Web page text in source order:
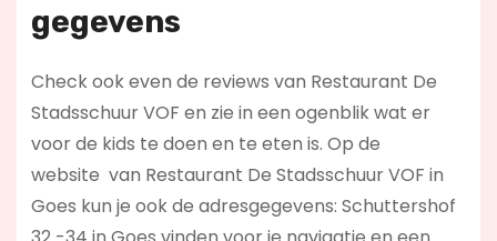
gegevens
Check ook even de reviews van Restaurant De
Stadsschuur VOF en zie in een ogenblik wat er
voor de kids te doen en te eten is. Op de
website van Restaurant De Stadsschuur VOF in
Goes kun je ook de adresgegevens: Schuttershof